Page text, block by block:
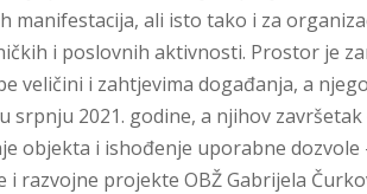
manifestacija, ali isto tako i za
i poslovnih aktivnosti. Prostor je
veličini i zahtjevima događanja, a
srpnju 2021. godine, a njihov
objekta i ishođenje uporabne
i razvojne projekte OBŽ Gabrijela